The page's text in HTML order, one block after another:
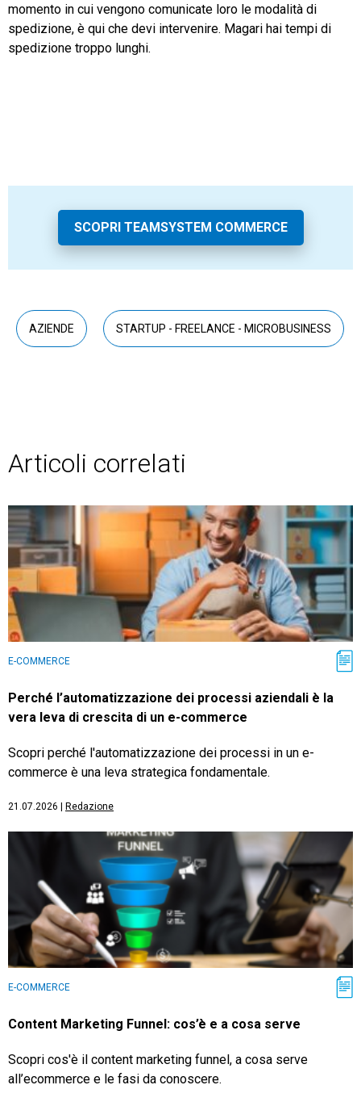
momento in cui vengono comunicate loro le modalità di
spedizione, è qui che devi intervenire. Magari hai tempi di
spedizione troppo lunghi.
SCOPRI TEAMSYSTEM COMMERCE
AZIENDE STARTUP - FREELANCE - MICROBUSINESS
Articoli correlati
E-COMMERCE
Perché l’automatizzazione dei processi aziendali è la
vera leva di crescita di un e-commerce
Scopri perché l'automatizzazione dei processi in un e-
commerce è una leva strategica fondamentale.
21.07.2026 Redazione
E-COMMERCE
Content Marketing Funnel: cos’è e a cosa serve
Scopri cos'è il content marketing funnel, a cosa serve
all’ecommerce e le fasi da conoscere.